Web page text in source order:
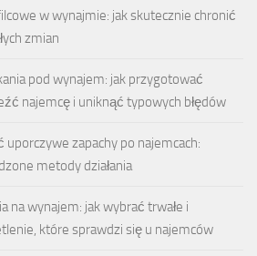
w wynajmie: jak skutecznie chronić
zmian
pod wynajem: jak przygotować
najemcę i uniknąć typowych błędów
uporczywe zapachy po najemcach:
metody działania
na wynajem: jak wybrać trwałe i
które sprawdzi się u najemców